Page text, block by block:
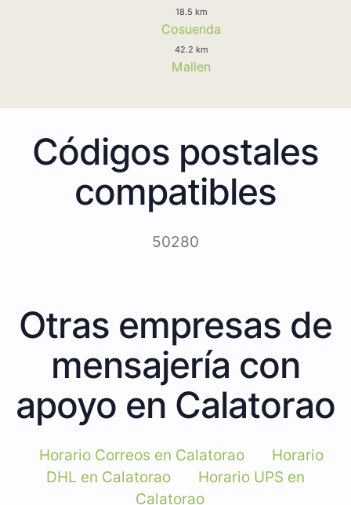
18.5 km
Cosuenda
42.2 km
Mallen
Códigos postales
compatibles
50280
Otras empresas de
mensajería con
apoyo en Calatorao
Horario Correos en Calatorao
Horario
DHL en Calatorao
Horario UPS en
Calatorao